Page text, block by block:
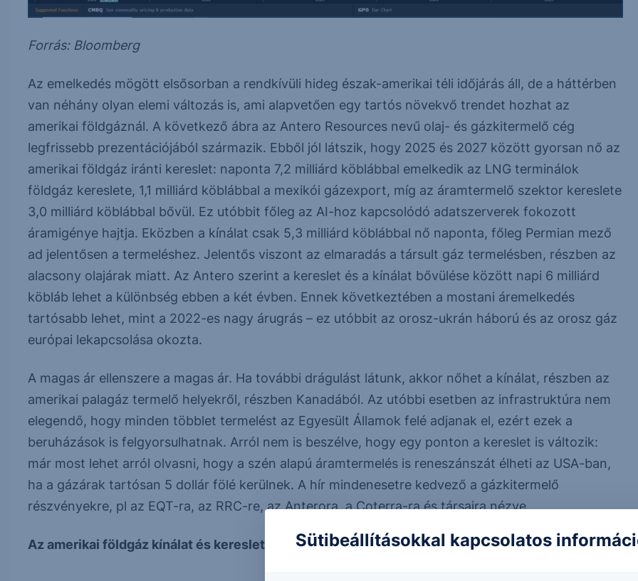
Forrás: Bloomberg
Az emelkedés mögött elsősorban a rendkívüli hideg észak-amerikai téli időjárás áll, de a háttérben
van néhány olyan elemi változás is, ami alapvetően egy tartós növekvő trendet hozhat az
amerikai földgáznál. A következő ábra az Antero Resources nevű olaj- és gázkitermelő cég
legfrissebb prezentációjából származik. Ebből jól látszik, hogy 2025 és 2027 között gyorsan nő az
amerikai földgáz iránti kereslet: naponta 7,2 milliárd köblábbal emelkedik az LNG terminálok
földgáz kereslete, 1,1 milliárd köblábbal a mexikói gázexport, míg az áramtermelő szektor kereslete
3,0 milliárd köblábbal bővül. Ez utóbbit főleg az AI-hoz kapcsolódó adatszerverek fokozott
áramigénye hajtja. Eközben a kínálat csak 5,3 milliárd köblábbal nő naponta, főleg Permian mező
ad jelentősen a termeléshez. Jelentős viszont az elmaradás a társult gáz termelésben, részben az
alacsony olajárak miatt. Az Antero szerint a kereslet és a kínálat bővülése között napi 6 milliárd
köbláb lehet a különbség ebben a két évben. Ennek következtében a mostani áremelkedés
tartósabb lehet, mint a 2022-es nagy árugrás – ez utóbbit az orosz-ukrán háború és az orosz gáz
európai lekapcsolása okozta.
A magas ár ellenszere a magas ár. Ha további drágulást látunk, akkor nőhet a kínálat, részben az
amerikai palagáz termelő helyekről, részben Kanadából. Az utóbbi esetben az infrastruktúra nem
elegendő, hogy minden többlet termelést az Egyesült Államok felé adjanak el, ezért ezek a
beruházások is felgyorsulhatnak. Arról nem is beszélve, hogy egy ponton a kereslet is változik:
már most lehet arról olvasni, hogy a szén alapú áramtermelés is reneszánszát élheti az USA-ban,
ha a gázárak tartósan 5 dollár fölé kerülnek. A hír mindenesetre kedvező a gázkitermelő
részvényekre, pl az EQT-ra, az RRC-re, az Anterora, a Coterra-ra és társaira nézve.
Az amerikai földgáz kínálat és kereslet változása 2025 és 2027 között (USD/MMBTu)
Sütibeállításokkal kapcsolatos